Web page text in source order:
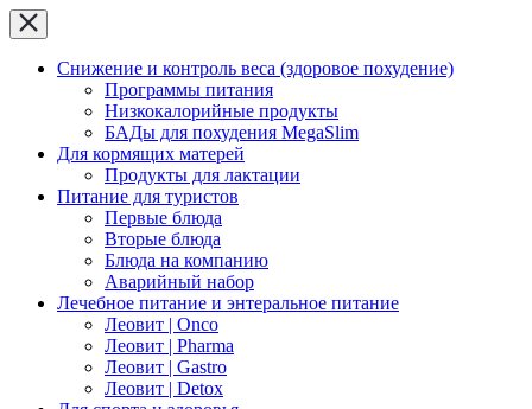
Снижение и контроль веса (здоровое похудение)
Программы питания
Низкокалорийные продукты
БАДы для похудения MegaSlim
Для кормящих матерей
Продукты для лактации
Питание для туристов
Первые блюда
Вторые блюда
Блюда на компанию
Аварийный набор
Лечебное питание и энтеральное питание
Леовит | Onco
Леовит | Pharma
Леовит | Gastro
Леовит | Detox